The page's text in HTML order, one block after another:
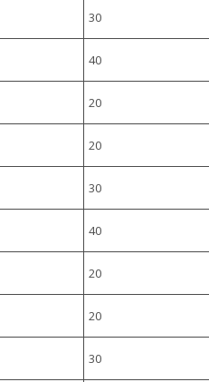
30
40
20
20
30
40
20
20
30